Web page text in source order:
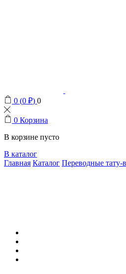
0 (0 ₽) 0
0 Корзина
В корзине пусто
В каталог
Главная Каталог Переводные тату-